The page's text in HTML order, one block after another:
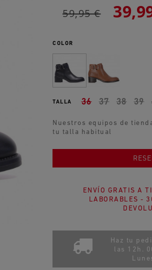
59,95 €
COLOR
TALLA 36 37 38 39
Nuestros equipos de
tu talla habitual
AÑADIR
ENVÍO GRATIS A
LABORABLES -
Haz tu
las 12h.